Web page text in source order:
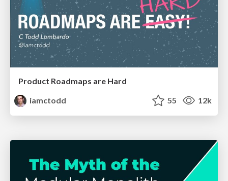
Product Roadmaps are Hard
iamctodd
55 12k